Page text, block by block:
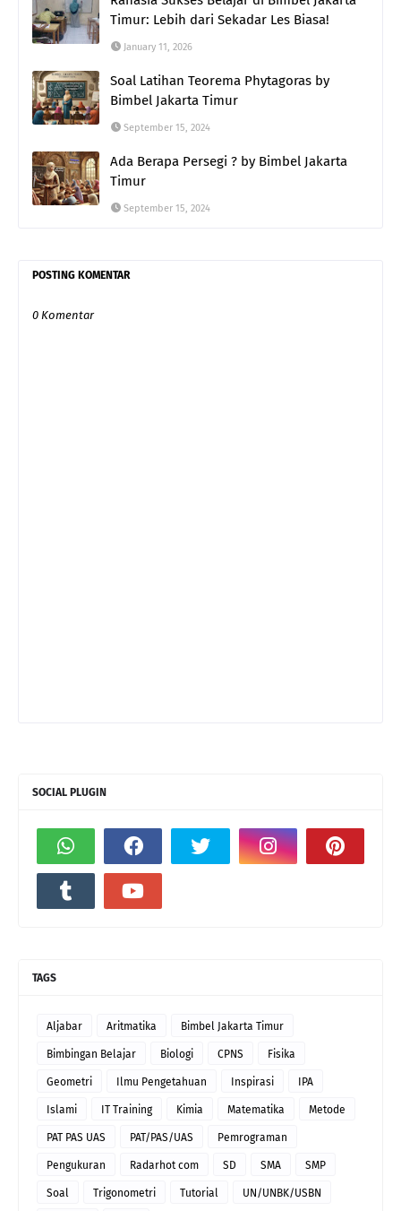
Timur: Lebih dari Sekadar Les Biasa!
January 11, 2026
Soal Latihan Teorema Phytagoras by
Bimbel Jakarta Timur
September 15, 2024
Ada Berapa Persegi ? by Bimbel Jakarta
Timur
September 15, 2024
POSTING KOMENTAR
0 Komentar
SOCIAL PLUGIN
TAGS
Aljabar Aritmatika Bimbel Jakarta Timur
Bimbingan Belajar Biologi CPNS Fisika
Geometri Ilmu Pengetahuan Inspirasi IPA
Islami IT Training Kimia Matematika Metode
PAT PAS UAS PAT/PAS/UAS Pemrograman
Pengukuran Radarhot com SD SMA SMP
Soal Trigonometri Tutorial UN/UNBK/USBN